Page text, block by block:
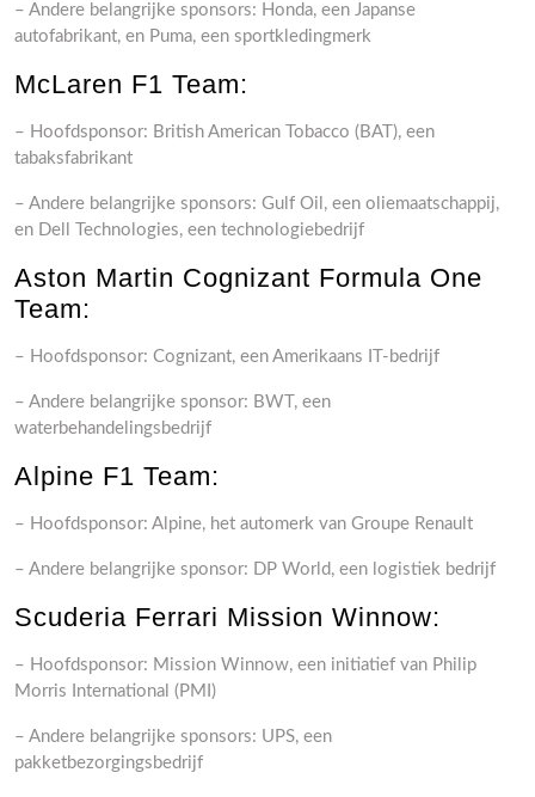
– Andere belangrijke sponsors: Honda, een Japanse
autofabrikant, en Puma, een sportkledingmerk
McLaren F1 Team:
– Hoofdsponsor: British American Tobacco (BAT), een
tabaksfabrikant
– Andere belangrijke sponsors: Gulf Oil, een oliemaatschappij,
en Dell Technologies, een technologiebedrijf
Aston Martin Cognizant Formula One
Team:
– Hoofdsponsor: Cognizant, een Amerikaans IT-bedrijf
– Andere belangrijke sponsor: BWT, een
waterbehandelingsbedrijf
Alpine F1 Team:
– Hoofdsponsor: Alpine, het automerk van Groupe Renault
– Andere belangrijke sponsor: DP World, een logistiek bedrijf
Scuderia Ferrari Mission Winnow:
– Hoofdsponsor: Mission Winnow, een initiatief van Philip
Morris International (PMI)
– Andere belangrijke sponsors: UPS, een
pakketbezorgingsbedrijf